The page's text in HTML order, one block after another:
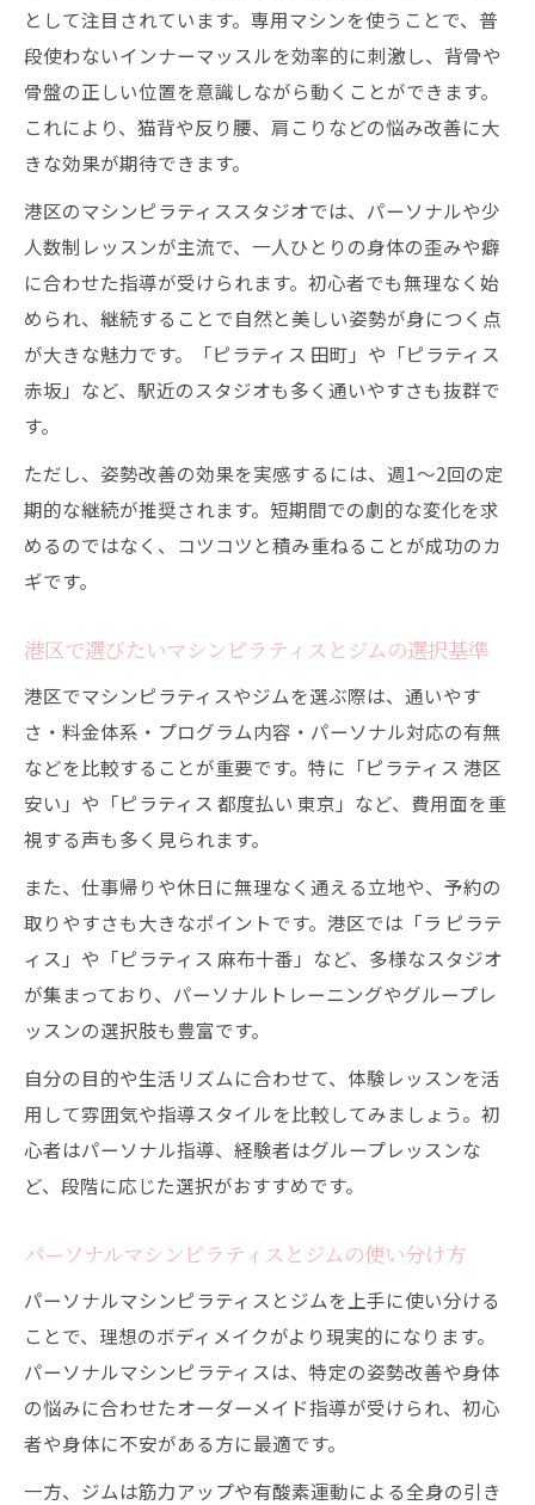
として注目されています。専用マシンを使うことで、普
段使わないインナーマッスルを効率的に刺激し、背骨や
骨盤の正しい位置を意識しながら動くことができます。
これにより、猫背や反り腰、肩こりなどの悩み改善に大
きな効果が期待できます。
港区のマシンピラティススタジオでは、パーソナルや少
人数制レッスンが主流で、一人ひとりの身体の歪みや癖
に合わせた指導が受けられます。初心者でも無理なく始
められ、継続することで自然と美しい姿勢が身につく点
が大きな魅力です。「ピラティス 田町」や「ピラティス
赤坂」など、駅近のスタジオも多く通いやすさも抜群で
す。
ただし、姿勢改善の効果を実感するには、週1〜2回の定
期的な継続が推奨されます。短期間での劇的な変化を求
めるのではなく、コツコツと積み重ねることが成功のカ
ギです。
港区で選びたいマシンピラティスとジムの選択基準
港区でマシンピラティスやジムを選ぶ際は、通いやす
さ・料金体系・プログラム内容・パーソナル対応の有無
などを比較することが重要です。特に「ピラティス 港区
安い」や「ピラティス 都度払い 東京」など、費用面を重
視する声も多く見られます。
また、仕事帰りや休日に無理なく通える立地や、予約の
取りやすさも大きなポイントです。港区では「ラ ピラテ
ィス」や「ピラティス 麻布十番」など、多様なスタジオ
が集まっており、パーソナルトレーニングやグループレ
ッスンの選択肢も豊富です。
自分の目的や生活リズムに合わせて、体験レッスンを活
用して雰囲気や指導スタイルを比較してみましょう。初
心者はパーソナル指導、経験者はグループレッスンな
ど、段階に応じた選択がおすすめです。
パーソナルマシンピラティスとジムの使い分け方
パーソナルマシンピラティスとジムを上手に使い分ける
ことで、理想のボディメイクがより現実的になります。
パーソナルマシンピラティスは、特定の姿勢改善や身体
の悩みに合わせたオーダーメイド指導が受けられ、初心
者や身体に不安がある方に最適です。
一方、ジムは筋力アップや有酸素運動による全身の引き